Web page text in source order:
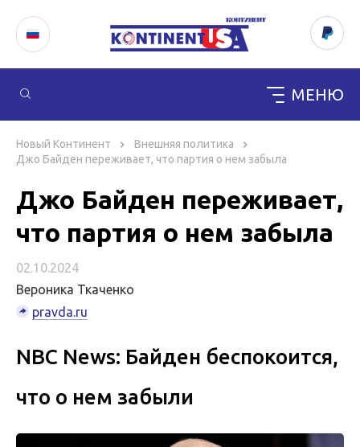
МЕНЮ
содержимому
Новый Континент
Внешняя политика
Джо Байден переживает, что партия о нем забыла
Джо Байден переживает,
что партия о нем забыла
02.10.2024
Вероника Ткаченко
pravda.ru
NBC News: Байден беспокоится,
что о нем забыли